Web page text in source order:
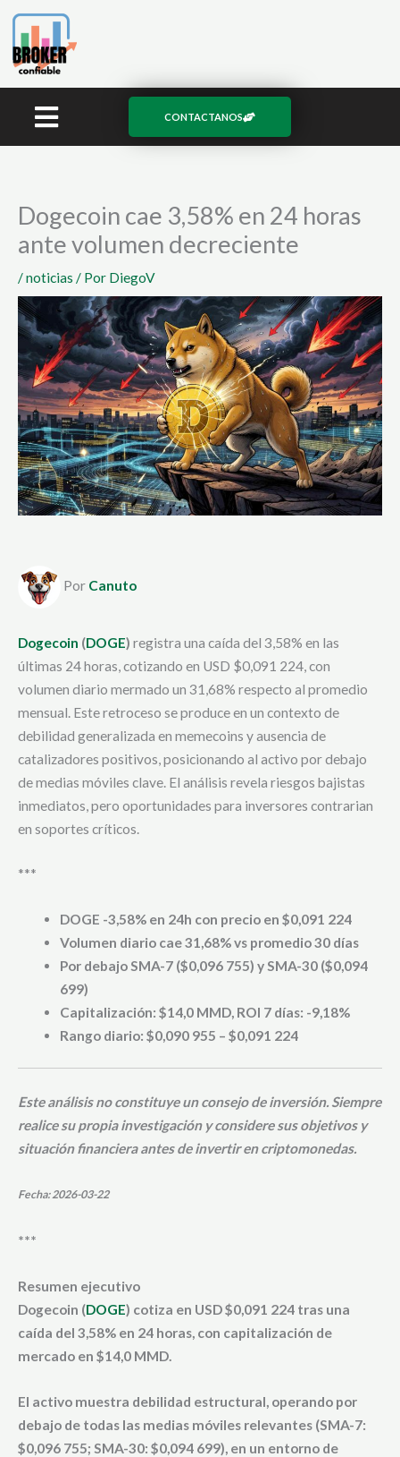
contenido
CONTACTANOS
Dogecoin cae 3,58% en 24 horas
ante volumen decreciente
/noticias / Por DiegoV
Por Canuto
Dogecoin (DOGE) registra una caída del 3,58% en las
últimas 24 horas, cotizando en USD $0,091 224, con
volumen diario mermado un 31,68% respecto al promedio
mensual. Este retroceso se produce en un contexto de
debilidad generalizada en memecoins y ausencia de
catalizadores positivos, posicionando al activo por debajo
de medias móviles clave. El análisis revela riesgos bajistas
inmediatos, pero oportunidades para inversores contrarian
en soportes críticos.
***
DOGE -3,58% en 24h con precio en $0,091 224
Volumen diario cae 31,68% vs promedio 30 días
Por debajo SMA-7 ($0,096 755) y SMA-30 ($0,094
699)
Capitalización: $14,0 MMD, ROI 7 días: -9,18%
Rango diario: $0,090 955 – $0,091 224
Este análisis no constituye un consejo de inversión. Siempre
realice su propia investigación y considere sus objetivos y
situación financiera antes de invertir en criptomonedas.
Fecha: 2026-03-22
***
Resumen ejecutivo
Dogecoin (DOGE) cotiza en USD $0,091 224 tras una
caída del 3,58% en 24 horas, con capitalización de
mercado en $14,0 MMD.
El activo muestra debilidad estructural, operando por
debajo de todas las medias móviles relevantes (SMA-7:
$0,096 755; SMA-30: $0,094 699), en un entorno de